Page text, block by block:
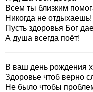
Всем ты близким
Никогда не отдыхаешь!
Пусть здоровья Бог
А душа всегда поёт!
В ваш день рождения
Здоровье чтоб верно
Не было чтобы